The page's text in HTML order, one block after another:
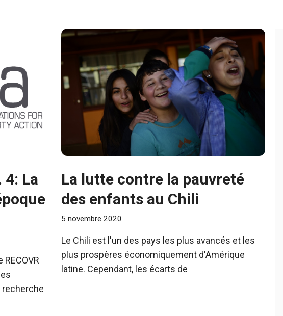
4: La
La lutte contre la pauvreté
des enfants au Chili
5 novembre 2020
Le Chili est l'un des pays les plus avancés et les
plus prospères économiquement d'Amérique
latine. Cependant, les écarts de